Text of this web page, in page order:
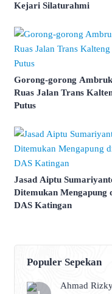
Kejari Silaturahmi
Gorong-gorong
Ruas Jalan Trans
Putus
Jasad Aiptu
Ditemukan Mengapung
DAS Katingan
Populer Sepekan
Ahmad